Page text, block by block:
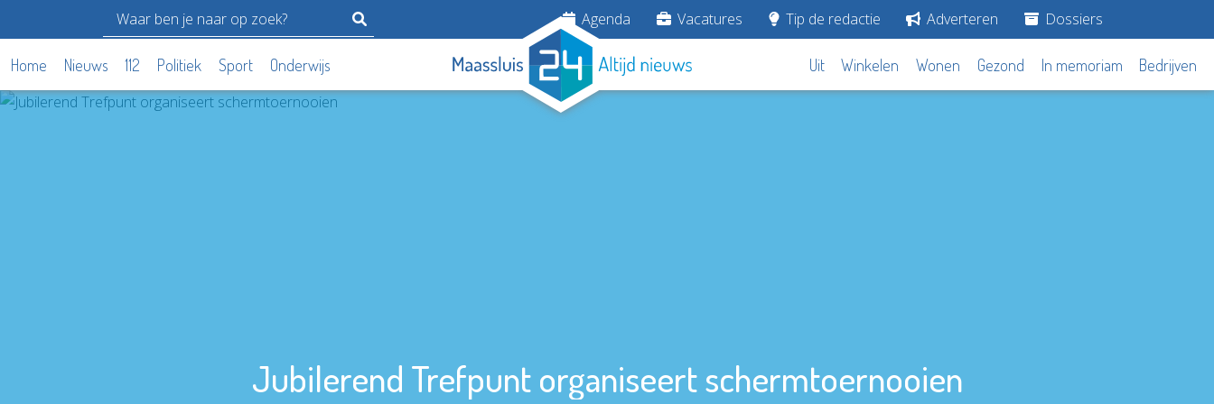
Agenda Vacatures Tip de redactie Adverteren Dossiers
Home Nieuws 112 Politiek Sport Onderwijs Uit Winkelen Wonen Gezond In memoriam Bedrijven
Jubilerend Trefpunt organiseert schermtoernooien